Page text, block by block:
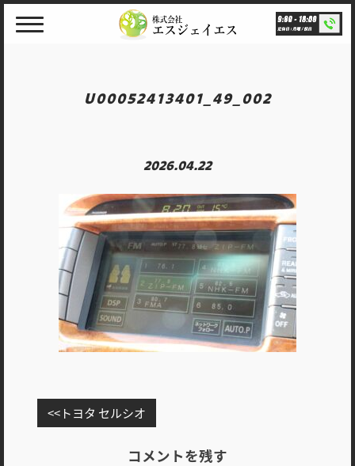
U00052413401_49_002
2026.04.22
稿
トヨタ セルシオ
コメントを残す